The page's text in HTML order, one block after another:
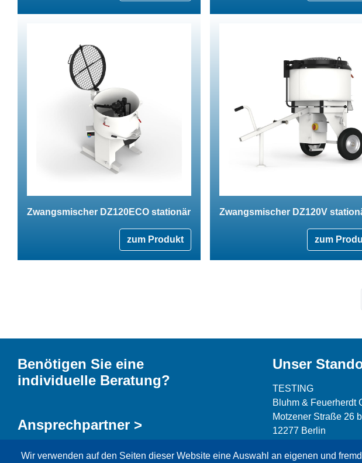
Zwangsmischer DZ120ECO stationär
zum Produkt
Zwangsmischer DZ120V
zum
Wir verwenden auf den Seiten dieser Website eine Auswahl an eigenen und
Benötigen Sie eine
individuelle Beratung?
Ansprechpartner >
Unser
TESTING
Bluhm & Feuerherdt
Motzener Straße 26 b
12277 Berlin
Telefax: +49 30